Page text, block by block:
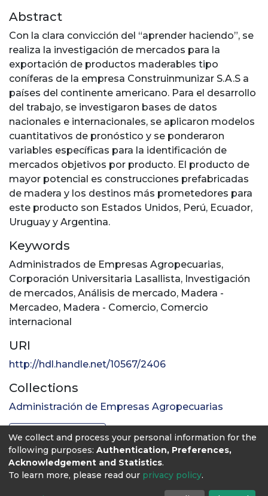
Abstract
Con la clara convicción del “aprender haciendo”, se
realiza la investigación de mercados para la
exportación de productos maderables tipo
coníferas de la empresa Construinmunizar S.A.S a
países del continente americano. Para el desarrollo
del trabajo, se investigaron bases de datos
nacionales e internacionales, se aplicaron modelos
cuantitativos de pronóstico y se ponderaron
variables específicas para la identificación de
mercados objetivos por producto. El producto de
mayor potencial es construcciones prefabricadas
de madera y los destinos más prometedores para
este producto son Estados Unidos, Perú, Ecuador,
Uruguay y Argentina.
Keywords
Administrados de Empresas Agropecuarias,
Corporación Universitaria Lasallista, Investigación
de mercados, Análisis de mercado, Madera -
Mercadeo, Madera - Comercio, Comercio
internacional
URI
http://hdl.handle.net/10567/2406
Collections
Administración de Empresas Agropecuarias
Full item page
We collect and process your personal information for the
following purposes: Authentication, Preferences,
Acknowledgement and Statistics.
To learn more, please read our privacy policy.